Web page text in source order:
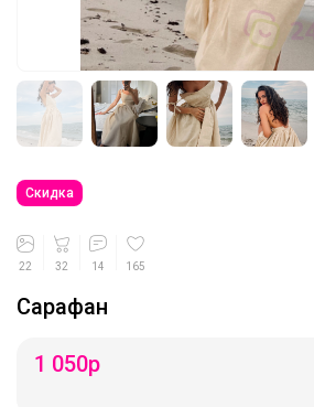
Скидка
22 32 14 165
Сарафан
1 050р
закупки NORVEG
260р
Леныра
Спортивные брюки
LovEIam
Трендовый цвет,